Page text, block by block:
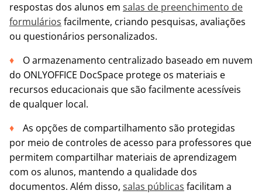
respostas dos alunos em salas de preenchimento de
formulários facilmente, criando pesquisas, avaliações
ou questionários personalizados.
O armazenamento centralizado baseado em nuvem
do ONLYOFFICE DocSpace protege os materiais e
recursos educacionais que são facilmente acessíveis
de qualquer local.
As opções de compartilhamento são protegidas
por meio de controles de acesso para professores que
permitem compartilhar materiais de aprendizagem
com os alunos, mantendo a qualidade dos
documentos. Além disso, salas públicas facilitam a